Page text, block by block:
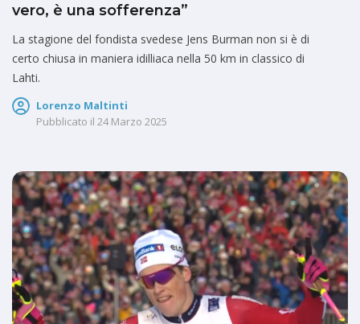
vero, è una sofferenza”
La stagione del fondista svedese Jens Burman non si è di
certo chiusa in maniera idilliaca nella 50 km in classico di
Lahti.
Lorenzo Maltinti
Pubblicato il 24 Marzo 2025